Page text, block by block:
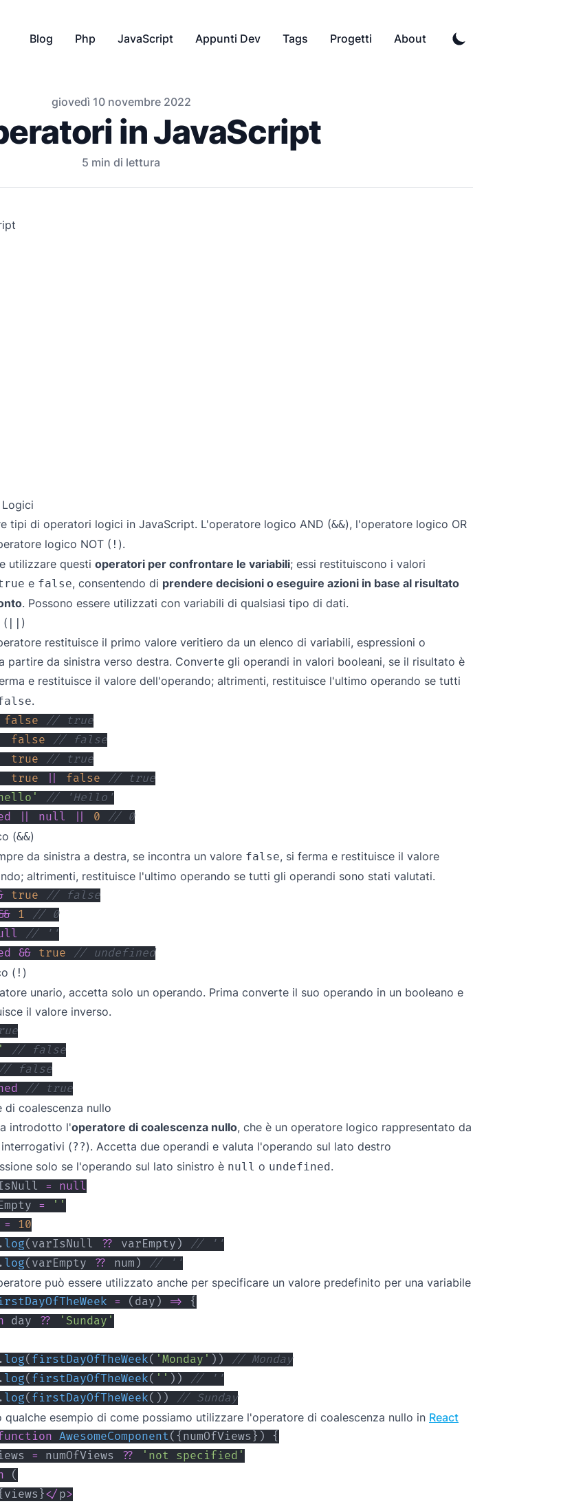
Blog Php JavaScript Appunti Dev Tags Progetti About
giovedì 10 novembre 2022
in JavaScript
5 min di lettura
tipi di operatori logici in JavaScript. L'operatore logico AND (&&), l'operatore logico OR
logico NOT ( ! ).
utilizzare questi operatori per confrontare le variabili; essi restituiscono i valori
e false, consentendo di prendere decisioni o eseguire azioni in base al risultato
. Possono essere utilizzati con variabili di qualsiasi tipo di dati.
(
)
restituisce il primo valore veritiero da un elenco di variabili, espressioni o
partire da sinistra verso destra. Converte gli operandi in valori booleani, se il risultato è
e restituisce il valore dell'operando; altrimenti, restituisce l'ultimo operando se tutti
.
false
// true
false
// false
true
// true
true false
// true
// 'Hello'
null 0
// 0
(&&)
da sinistra a destra, se incontra un valore false, si ferma e restituisce il valore
altrimenti, restituisce l'ultimo operando se tutti gli operandi sono stati valutati.
true
// false
1
// 0
// ''
&& true
// undefined
( ! )
unario, accetta solo un operando. Prima converte il suo operando in un booleano e
il valore inverso.
// false
false
// true
di coalescenza nullo
introdotto l'operatore di coalescenza nullo, che è un operatore logico rappresentato da
(??). Accetta due operandi e valuta l'operando sul lato destro
solo se l'operando sul lato sinistro è null o undefined .
=
null
=
''
=
10
. log( varIsNull ?? varEmpty )
// ''
. log( varEmpty ?? num )
// ''
può essere utilizzato anche per specificare un valore predefinito per una variabile
= ( day ) =>
{
day ??
'Sunday'
. log( firstDayOfTheWeek( 'Monday' ) )
// Monday
. log( firstDayOfTheWeek( '' ) )
// ''
. log( firstDayOfTheWeek( ) )
// Sunday
qualche esempio di come possiamo utilizzare l'operatore di coalescenza nullo in React
AwesomeComponent( { numOfViews } )
{
= numOfViews ??
'not specified'
(
views }</ p>